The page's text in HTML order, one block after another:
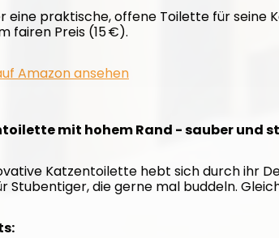
eine praktische, offene Toilette für seine
fairen Preis (15 €).
Amazon ansehen
mit hohem Rand - sauber und
Katzentoilette hebt sich durch ihr
Stubentiger, die gerne mal buddeln.